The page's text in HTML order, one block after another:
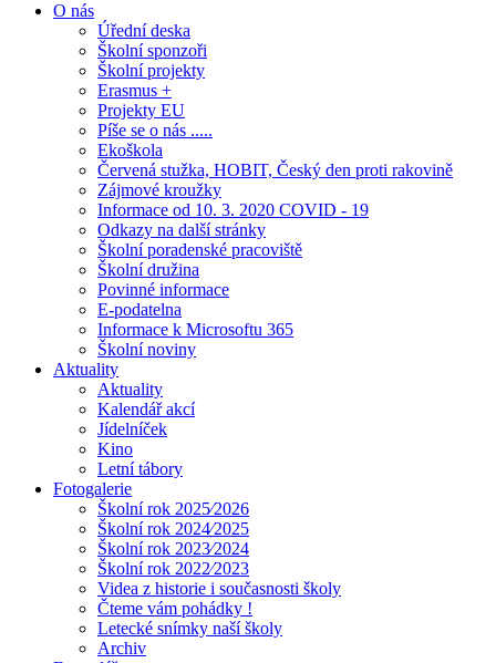
O nás
Úřední deska
Školní sponzoři
Školní projekty
Erasmus +
Projekty EU
Píše se o nás .....
Ekoškola
Červená stužka, HOBIT, Český den proti rakovině
Zájmové kroužky
Informace od 10. 3. 2020 COVID - 19
Odkazy na další stránky
Školní poradenské pracoviště
Školní družina
Povinné informace
E-podatelna
Informace k Microsoftu 365
Školní noviny
Aktuality
Aktuality
Kalendář akcí
Jídelníček
Kino
Letní tábory
Fotogalerie
Školní rok 2025⁄2026
Školní rok 2024⁄2025
Školní rok 2023⁄2024
Školní rok 2022⁄2023
Videa z historie i současnosti školy
Čteme vám pohádky !
Letecké snímky naší školy
Archiv